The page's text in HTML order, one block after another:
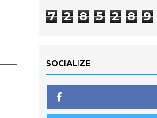
7 2 8 5 2 8 9
SOCIALIZE